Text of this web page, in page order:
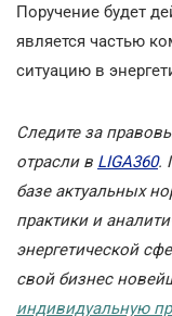
Поручение будет
является частью
ситуацию в
Следите за
отрасли в LIGA360.
базе актуальных
практики и
энергетической
свой бизнес
индивидуальную